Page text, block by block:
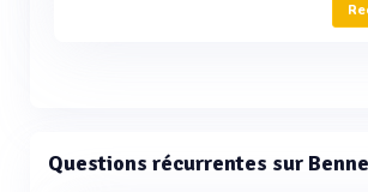
Questions récurrentes sur